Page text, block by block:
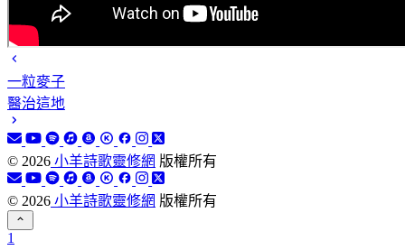
一粒麥子
醫治這地
© 2026 小羊詩歌靈修網 版權所有
© 2026 小羊詩歌靈修網 版權所有
1